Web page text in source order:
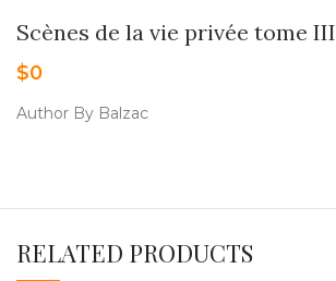
Scènes de la vie privée tome III
$0
Author By Balzac
RELATED PRODUCTS